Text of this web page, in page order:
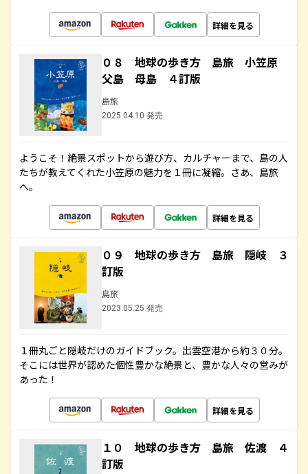
詳細を見る
０８ 地球の歩き方 島旅 小笠原
父島 母島 ４訂版
島旅
2025.04.10 発売
ようこそ！絶景スポットから遊び方、カルチャーまで、島の人
たちが教えてくれた小笠原の魅力を１冊に凝縮。さあ、島旅
へ。
詳細を見る
０９ 地球の歩き方 島旅 隠岐 ３
訂版
島旅
2023.05.25 発売
１冊丸ごと隠岐だけのガイドブック。出雲空港から約３０分。
そこには世界が認めた個性豊かな絶景と、豊かな人々の営みが
あった！
詳細を見る
１０ 地球の歩き方 島旅 佐渡 ４
訂版